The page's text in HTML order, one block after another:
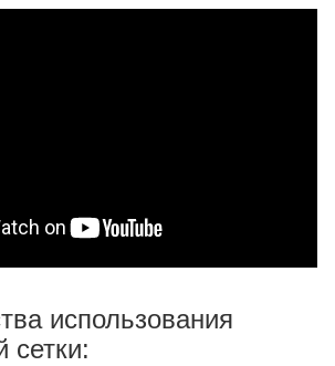
использования
сетки: